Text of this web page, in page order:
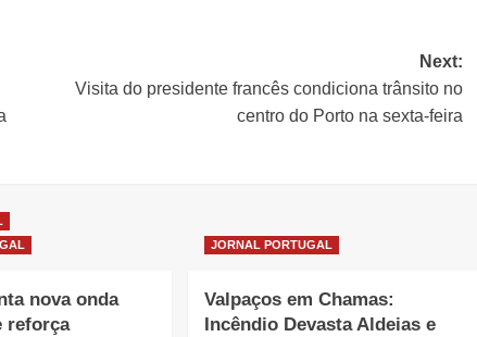
Next:
Visita do presidente francês condiciona trânsito no
centro do Porto na sexta-feira
nova onda
reforça
JORNAL PORTUGAL
Valpaços em Chamas:
Incêndio Devasta Aldeias e